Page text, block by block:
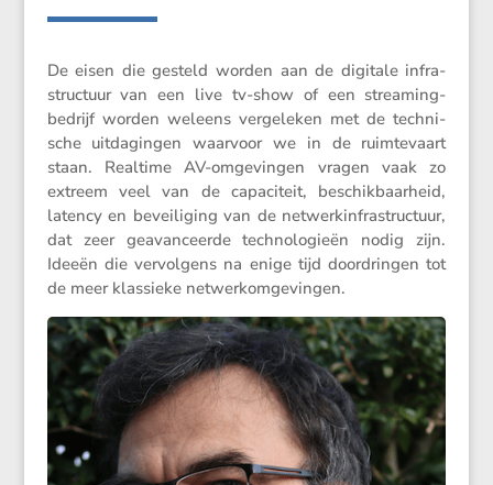
De eisen die gesteld worden aan de digitale infra­
struc­tuur van een live tv-show of een strea­ming-
bedrijf worden weleens verge­leken met de techni­
sche uitda­gingen waarvoor we in de ruimte­vaart
staan. Realtime AV-omgevingen vragen vaak zo
extreem veel van de capaci­teit, beschik­baar­heid,
latency en bevei­li­ging van de netwer­k­in­fra­struc­tuur,
dat zeer geavan­ceerde techno­lo­gieën nodig zijn.
Ideeën die vervol­gens na enige tijd doordringen tot
de meer klassieke netwerkomgevingen.